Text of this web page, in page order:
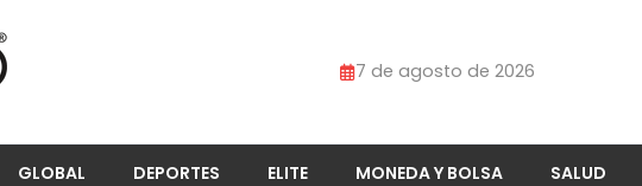
7 de agosto de 2026
GLOBAL DEPORTES ELITE MONEDA Y BOLSA SALUD